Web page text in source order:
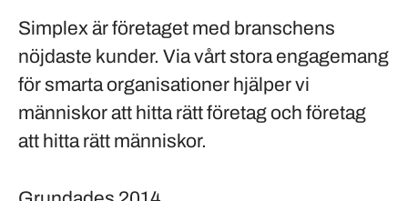
Simplex är företaget med branschens
nöjdaste kunder. Via vårt stora engagemang
för smarta organisationer hjälper vi
människor att hitta rätt företag och företag
att hitta rätt människor.